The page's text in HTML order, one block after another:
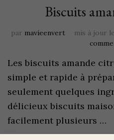
Biscuits
par mavieenvert mis à jour le
Les biscuits amande
simple et rapide à
seulement quelques
délicieux biscuits
facilement plusieurs …